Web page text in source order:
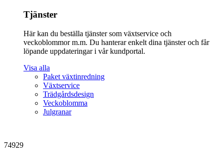
Tjänster
Här kan du beställa tjänster som växtservice och
veckoblommor m.m. Du hanterar enkelt dina tjänster och får
löpande uppdateringar i vår kundportal.
Visa alla
Paket växtinredning
Växtservice
Trädgårdsdesign
Veckoblomma
Julgranar
74929